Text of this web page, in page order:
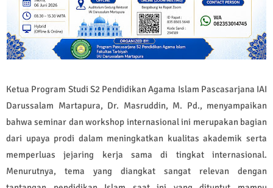
Ketua Program Studi S2 Pendidikan Agama Islam Pascasarjana IAI
Darussalam Martapura, Dr. Masruddin, M. Pd., menyampaikan
bahwa seminar dan workshop internasional ini merupakan bagian
dari upaya prodi dalam meningkatkan kualitas akademik serta
memperluas jejaring kerja sama di tingkat internasional.
Menurutnya, tema yang diangkat sangat relevan dengan